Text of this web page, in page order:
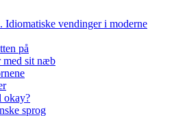
Idiomatiske vendinger i moderne
på
med sit næb
okay?
sprog